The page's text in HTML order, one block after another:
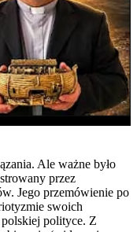
Ale ważne było
przez
Jego przemówienie po
swoich
polityce. Z